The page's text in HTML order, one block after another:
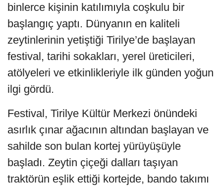
binlerce kişinin katılımıyla coşkulu bir
başlangıç yaptı. Dünyanın en kaliteli
zeytinlerinin yetiştiği Tirilye’de başlayan
festival, tarihi sokakları, yerel üreticileri,
atölyeleri ve etkinlikleriyle ilk günden yoğun
ilgi gördü.
Festival, Tirilye Kültür Merkezi önündeki
asırlık çınar ağacının altından başlayan ve
sahilde son bulan kortej yürüyüşüyle
başladı. Zeytin çiçeği dalları taşıyan
traktörün eşlik ettiği kortejde, bando takımı